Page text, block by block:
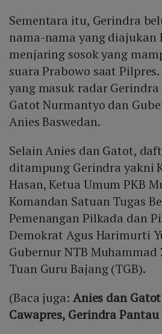
Sementara itu, Gerindra
nama-nama yang diajukan
menjaring sosok yang
suara Prabowo saat
yang masuk radar
Gatot Nurmantyo dan
Anies Baswedan.
Selain Anies dan Gatot,
ditampung Gerindra yakni
Hasan, Ketua Umum PKB
Komandan Satuan Tugas
Pemenangan Pilkada dan
Demokrat Agus Harimurti
Gubernur NTB
Tuan Guru Bajang (TGB).
(Baca juga: Anies dan
Cawapres, Gerindra